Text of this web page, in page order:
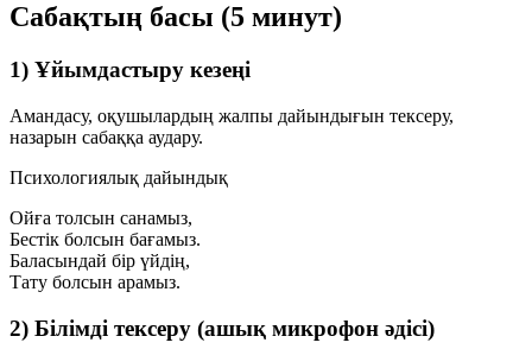
Сабақтың басы (5 минут)
1) Ұйымдастыру кезеңі
Амандасу, оқушылардың жалпы дайындығын тексеру,
назарын сабаққа аудару.
Психологиялық дайындық
Ойға толсын санамыз,
Бестік болсын бағамыз.
Баласындай бір үйдің,
Тату болсын арамыз.
2) Білімді тексеру (ашық микрофон әдісі)